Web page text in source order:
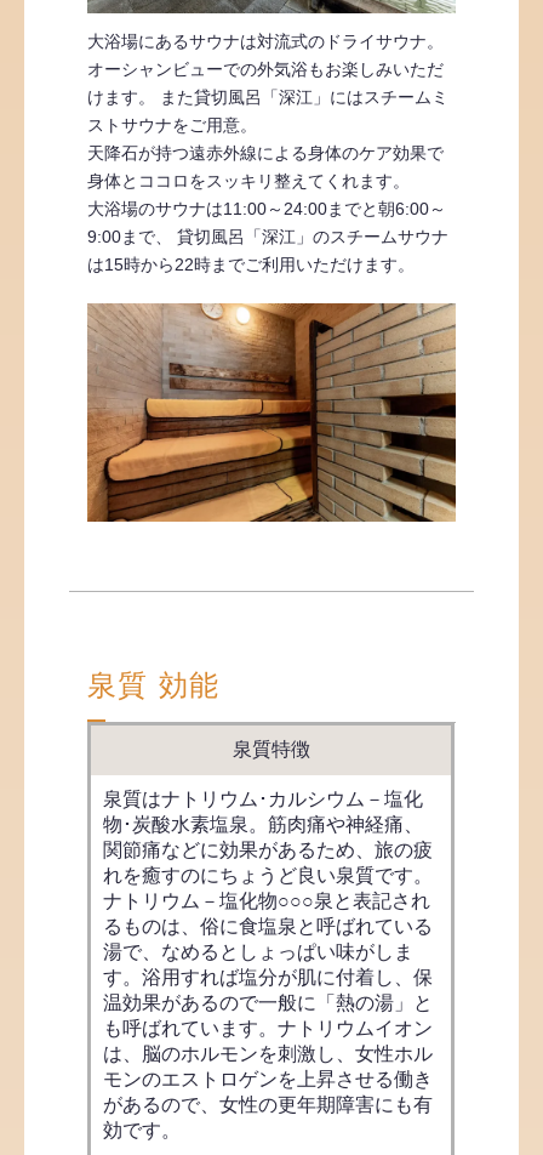
大浴場にあるサウナは対流式のドライサウナ。
オーシャンビューでの外気浴もお楽しみいただ
けます。 また貸切風呂「深江」にはスチームミ
ストサウナをご用意。
天降石が持つ遠赤外線による身体のケア効果で
身体とココロをスッキリ整えてくれます。
大浴場のサウナは11:00～24:00までと朝6:00～
9:00まで、 貸切風呂「深江」のスチームサウナ
は15時から22時までご利用いただけます。
泉質 効能
泉質特徴
泉質はナトリウム･カルシウム－塩化
物･炭酸水素塩泉。筋肉痛や神経痛、
関節痛などに効果があるため、旅の疲
れを癒すのにちょうど良い泉質です。
ナトリウム－塩化物○○○泉と表記され
るものは、俗に食塩泉と呼ばれている
湯で、なめるとしょっぱい味がしま
す。浴用すれば塩分が肌に付着し、保
温効果があるので一般に「熱の湯」と
も呼ばれています。ナトリウムイオン
は、脳のホルモンを刺激し、女性ホル
モンのエストロゲンを上昇させる働き
があるので、女性の更年期障害にも有
効です。